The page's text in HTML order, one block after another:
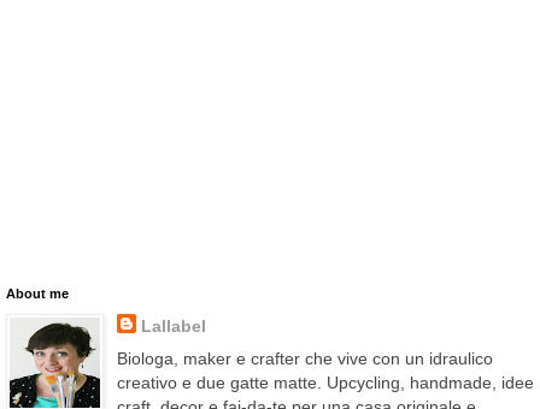
About me
Lallabel
Biologa, maker e crafter che vive con un idraulico
creativo e due gatte matte. Upcycling, handmade, idee